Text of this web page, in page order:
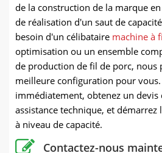
de la construction de la marque
de réalisation d'un saut de
besoin d'un célibataire machine à
optimisation ou un ensemble
de production de fil de porc, nous
meilleure configuration pour
immédiatement, obtenez un devis
assistance technique, et
à niveau de capacité.
Contactez-nous